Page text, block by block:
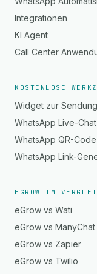
Integrationen
KI Agent
Call Center
KOSTENLOSE
Widget zur
WhatsApp Live-
WhatsApp QR-
WhatsApp Link-
EGROW IM
eGrow vs Wati
eGrow vs ManyChat
eGrow vs Zapier
eGrow vs Twilio